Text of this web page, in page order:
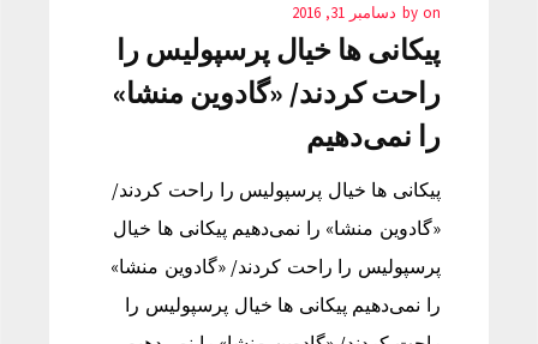
by on دسامبر 31, 2016
پیکانی ها خیال پرسپولیس را
راحت کردند/ «گادوین منشا»
را نمی‌دهیم
پیکانی ها خیال پرسپولیس را راحت کردند/
«گادوین منشا» را نمی‌دهیم پیکانی ها خیال
پرسپولیس را راحت کردند/ «گادوین منشا»
را نمی‌دهیم پیکانی ها خیال پرسپولیس را